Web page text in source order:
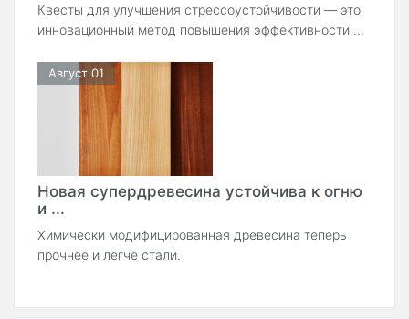
Квесты для улучшения стрессоустойчивости — это
инновационный метод повышения эффективности ...
Август 01
Новая супердревесина устойчива к огню
и ...
Химически модифицированная древесина теперь
прочнее и легче стали.